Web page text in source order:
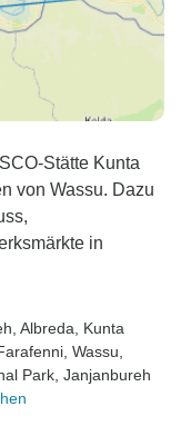
Stätte Kunta
von Wassu. Dazu
in
, Albreda , Kunta
Farafenni , Wassu
Park , Janjanbureh